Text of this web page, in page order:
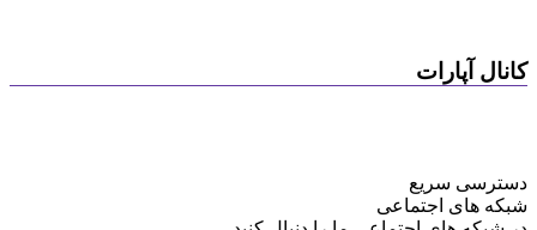
کانال آپارات
دسترسی سریع
شبکه های اجتماعی